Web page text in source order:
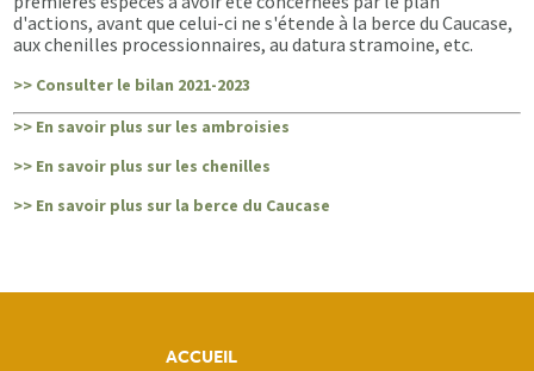
d'actions, avant que celui-ci ne s'étende à la berce du Caucase,
aux chenilles processionnaires, au datura stramoine, etc.
>> Consulter le bilan 2021-2023
>> En savoir plus sur les ambroisies
>> En savoir plus sur les chenilles
>> En savoir plus sur la berce du Caucase
ACCUEIL